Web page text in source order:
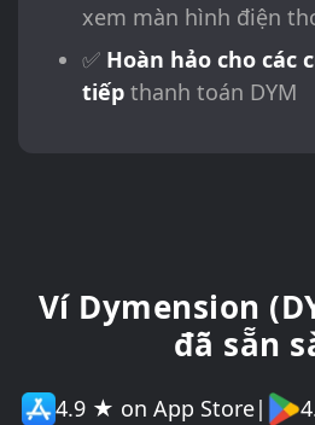
xem màn hình điện
✅ Hoàn hảo cho các
tiếpthanh toán DYM
Ví Dymension
đã sẵn
4.9 ★ on App Store|